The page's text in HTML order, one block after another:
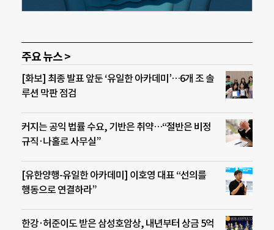
주요 뉴스 >
[화보] 최종 발표 앞둔 ‘유일한 아카데미’…6개 조 솔
루션 막판 점검
커지는 공익 법률 수요, 기반은 취약…“절반은 비정
규직·나홀로 사무실”
[유한양행-유일한 아카데미] 이호영 대표 “선의를
행동으로 연결하라”
한강·허준이도 받은 삼성호암상, 내년부터 상금 5억